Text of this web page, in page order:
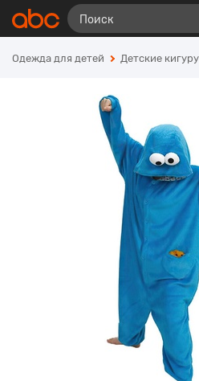
Одежда для детей Детские